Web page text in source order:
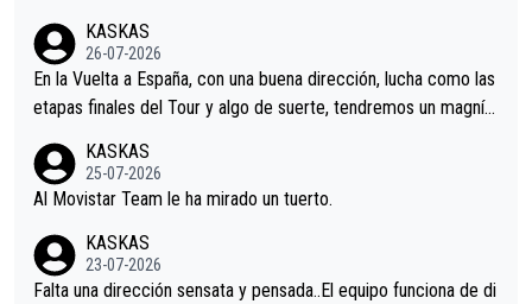
KASKAS
26-07-2026
En la Vuelta a España, con una buena dirección, lucha como las
etapas finales del Tour y algo de suerte, tendremos un magnífi
KASKAS
25-07-2026
Al Movistar Team le ha mirado un tuerto.
KASKAS
23-07-2026
Falta una dirección sensata y pensada..El equipo funciona de di